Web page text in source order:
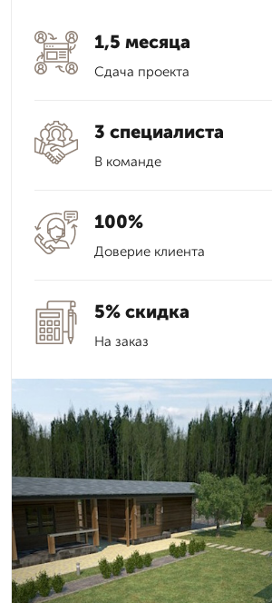
1,5 месяца
Сдача проекта
3 специалиста
В команде
100%
Доверие клиента
5% скидка
На заказ